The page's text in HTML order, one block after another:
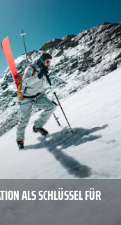
ALS SCHLÜSSEL FÜR